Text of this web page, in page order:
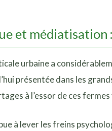
et médiatisation
urbaine a
présentée dans les
à l’essor de ces
à lever les freins